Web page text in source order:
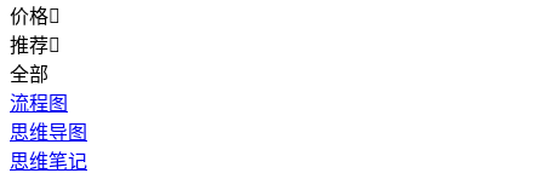
价格
推荐
全部
流程图
思维导图
思维笔记